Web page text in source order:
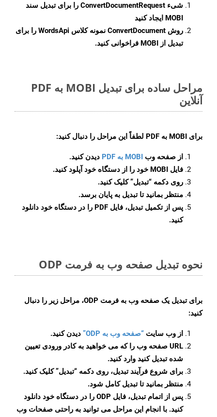
شیء ConvertDocumentRequest را برای تبدیل سند
MOBI ایجاد کنید
روش ConvertDocument
نمونه کلاس WordsApi را برای
تبدیل از MOBI فراخوانی کنید.
مراحل ساده برای تبدیل MOBI به PDF
آنلاین
برای MOBI به PDF لطفاً این مراحل را دنبال کنید:
از صفحه وب MOBI به PDF
دیدن کنید.
فایل MOBI خود را از دستگاه خود آپلود کنید.
روی دکمه “تبدیل”کلیک کنید.
منتظر بمانید تا تبدیل به پایان برسد.
پس از تکمیل تبدیل، فایل PDF را در دستگاه خود دانلود
کنید.
نحوه تبدیل صفحه وب به فرمت ODP
برای تبدیل یک صفحه وب به فرمت ODP، مراحل زیر را دنبال
کنید:
از وب سایت “صفحه وب به ODP”
دیدن کنید.
URL صفحه وب را که می خواهید به کادر ورودی تعیین
شده تبدیل کنید وارد کنید.
برای شروع فرآیند تبدیل، روی دکمه “تبدیل” کلیک کنید.
منتظر بمانید تا تبدیل کامل شود.
پس از اتمام تبدیل، فایل ODP را در دستگاه خود دانلود
کنید. با انجام این مراحل می توانید به راحتی صفحات وب